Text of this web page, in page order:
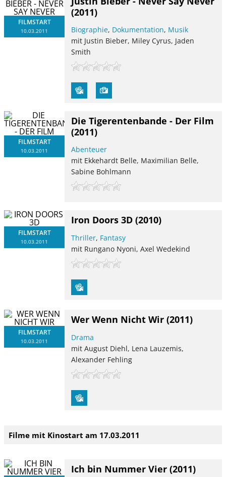
FILMSTART
10.03.2011
(2011)
Biographie, Dokumentation, Musik
mit Justin Bieber, Miley Cyrus, Jaden
Smith
FILMSTART
10.03.2011
Die Tigerentenbande - Der Film
(2011)
Abenteuer
mit Ekkehardt Belle, Maximilian Belle,
Sabine Bohlmann
FILMSTART
10.03.2011
Iron Doors 3D (2010)
Thriller, Fantasy
mit Rungano Nyoni, Axel Wedekind
FILMSTART
10.03.2011
Wer Wenn Nicht Wir (2011)
Drama
mit August Diehl, Lena Lauzemis,
Alexander Fehling
Filme mit Kinostart am 17.03.2011
Ich bin Nummer Vier (2011)